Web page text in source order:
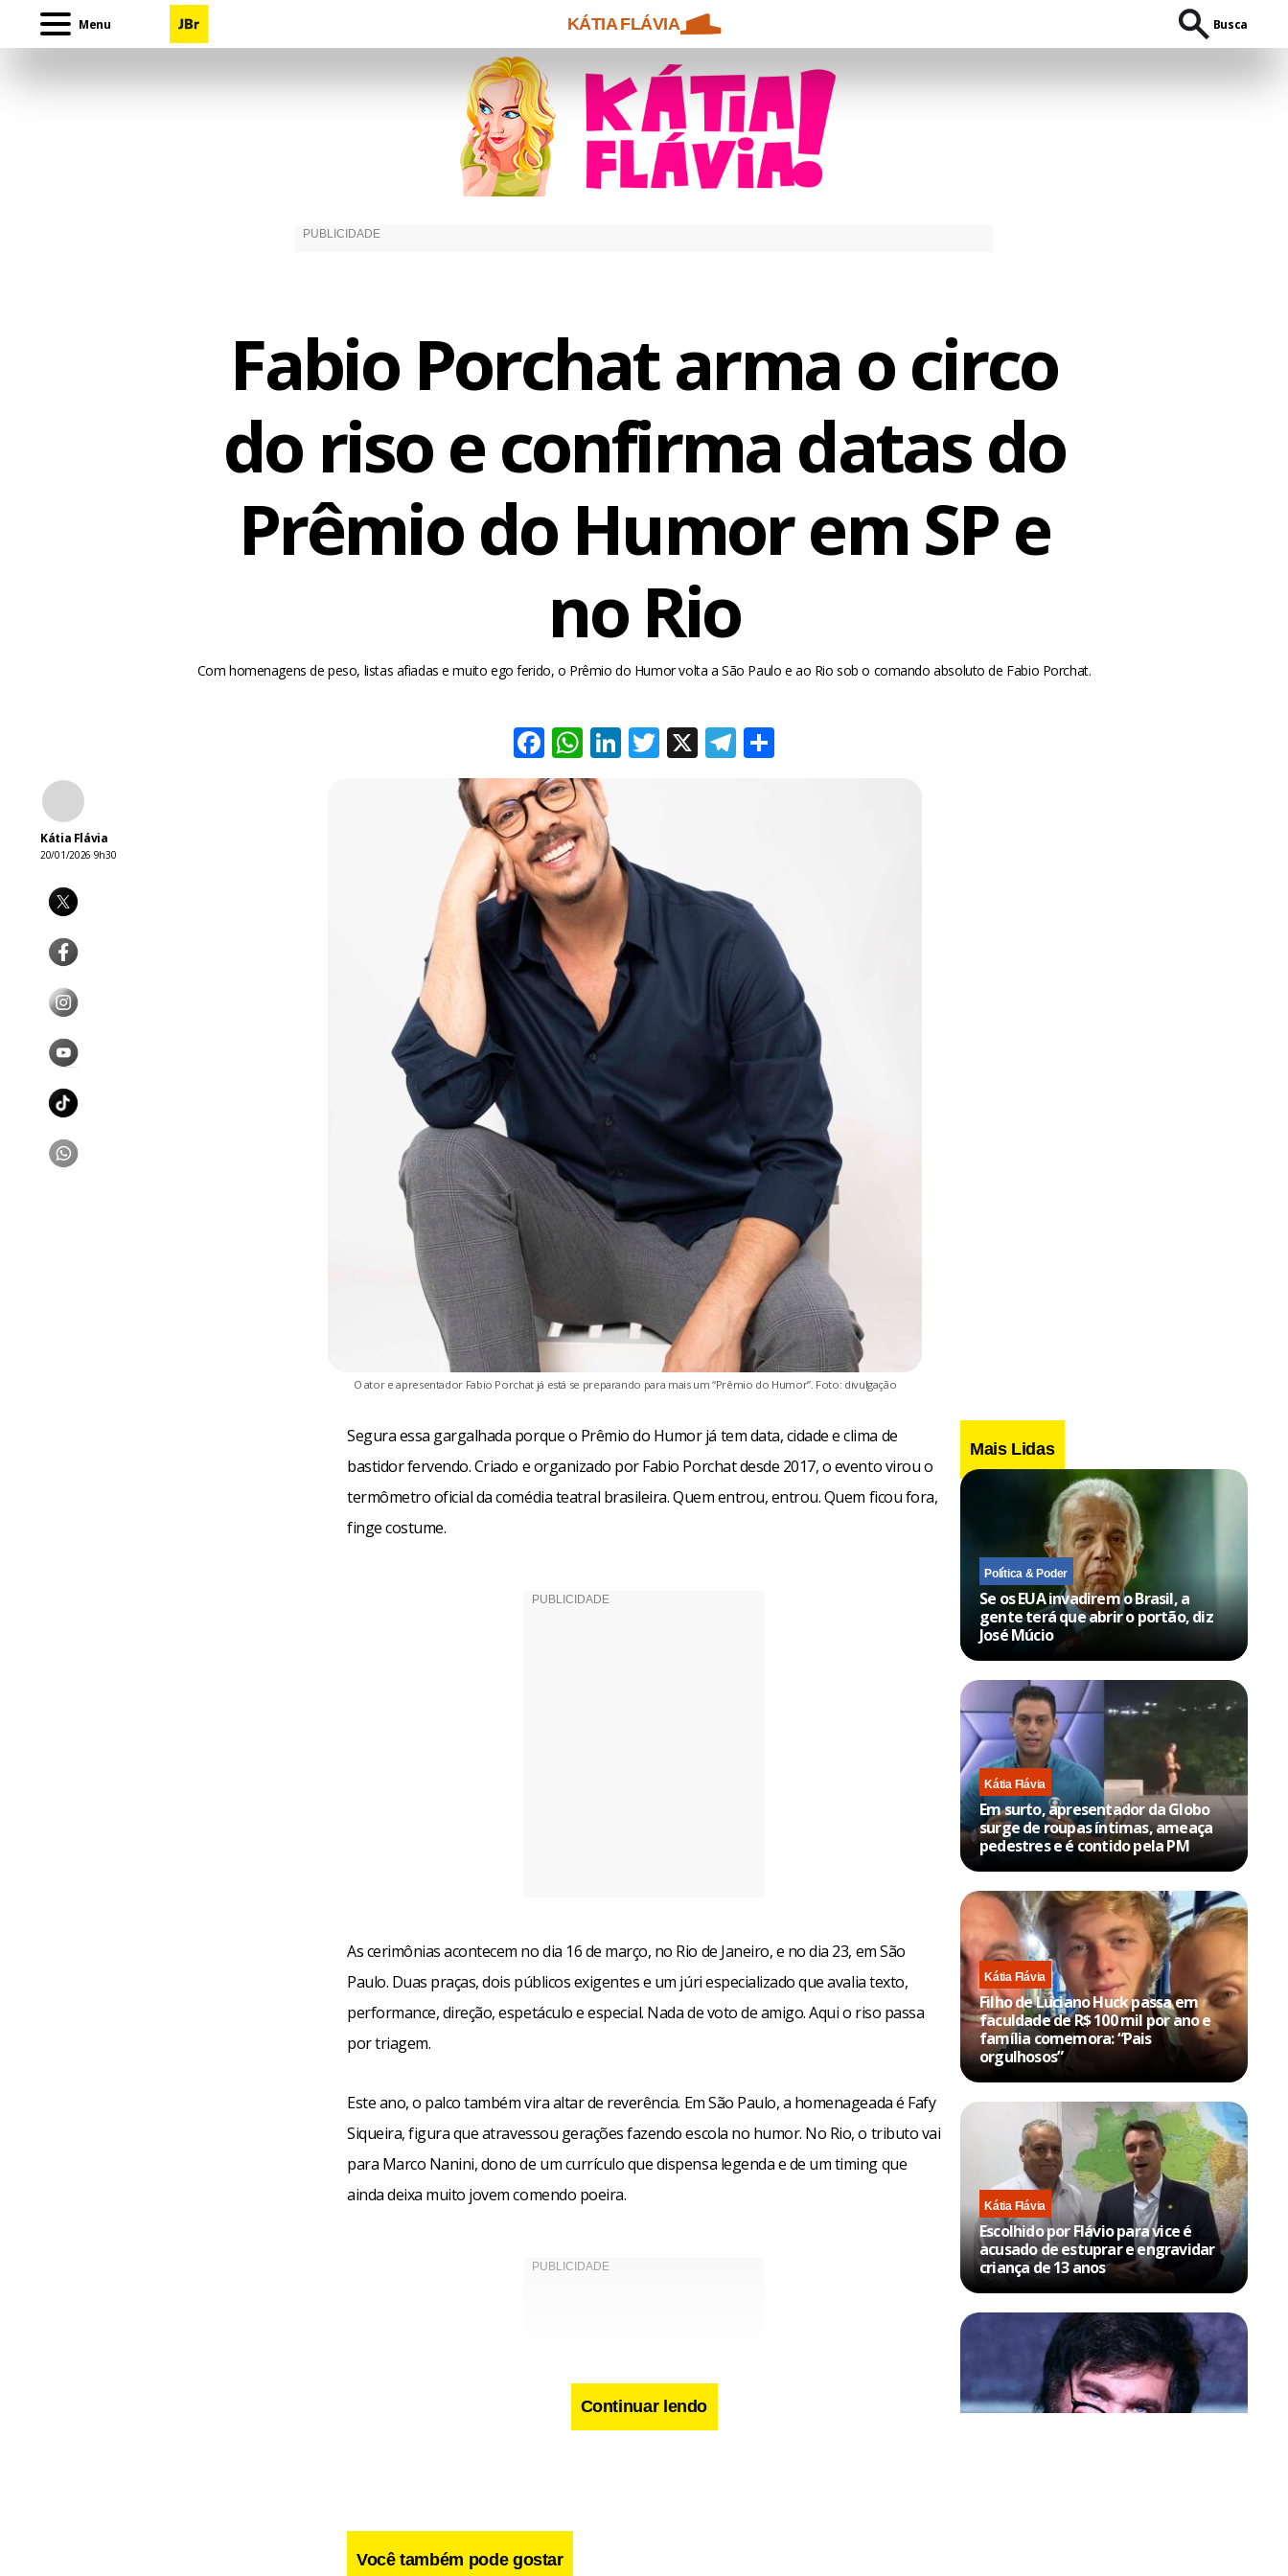
Menu KÁTIA FLÁVIA Busca
Fabio Porchat arma o circo
do riso e confirma datas do
Prêmio do Humor em SP e
no Rio
Com homenagens de peso, listas afiadas e muito ego ferido, o Prêmio do Humor volta a São Paulo e ao Rio sob o comando absoluto de Fabio Porchat.
Facebook
WhatsApp
LinkedIn
Twitter
X Telegram
Kátia Flávia
20/01/2026 9h30
O ator e apresentador Fabio Porchat já está se preparando para mais um “Prêmio do Humor”. Foto: divulgação
Segura essa gargalhada porque o Prêmio do Humor já tem data, cidade e clima de
bastidor fervendo. Criado e organizado por Fabio Porchat desde 2017, o evento virou o
termômetro oficial da comédia teatral brasileira. Quem entrou, entrou. Quem ficou fora,
finge costume.
As cerimônias acontecem no dia 16 de março, no Rio de Janeiro, e no dia 23, em São
Paulo. Duas praças, dois públicos exigentes e um júri especializado que avalia texto,
performance, direção, espetáculo e especial. Nada de voto de amigo. Aqui o riso passa
por triagem.
Este ano, o palco também vira altar de reverência. Em São Paulo, a homenageada é Fafy
Siqueira, figura que atravessou gerações fazendo escola no humor. No Rio, o tributo vai
para Marco Nanini, dono de um currículo que dispensa legenda e de um timing que
ainda deixa muito jovem comendo poeira.
Continuar lendo
Você também pode gostar
Mais Lidas
Política & Poder
Se os EUA invadirem o Brasil, a
gente terá que abrir o portão, diz
José Múcio
Kátia Flávia
Em surto, apresentador da Globo
surge de roupas íntimas, ameaça
pedestres e é contido pela PM
Kátia Flávia
Filho de Luciano Huck passa em
faculdade de R$ 100 mil por ano e
família comemora: “Pais
orgulhosos”
Kátia Flávia
Escolhido por Flávio para vice é
acusado de estuprar e engravidar
criança de 13 anos